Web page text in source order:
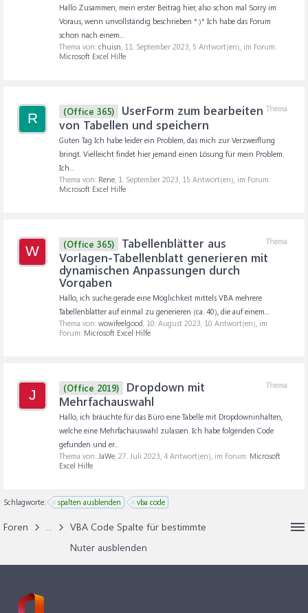
Hallo Zusammen, mein erster Beitrag hier, also schon mal Sorry im
Voraus, wenn unvollständig beschrieben *:)* Ich habe das Forum
schon nach einem...
Thema von: chuisn, 11. September 2023, 5 Antwort(en), im Forum:
Microsoft Excel Hilfe
R
Thema
(Office 365)
UserForm zum bearbeiten
von Tabellen und speichern
Guten Tag Ich habe leider ein Problem, das mich zur Verzweiflung
bringt. Vielleicht findet hier jemand einen Lösung für mein Problem.
Ich...
Thema von: Rene, 1. September 2023, 15 Antwort(en), im Forum:
Microsoft Excel Hilfe
W
Thema
(Office 365)
Tabellenblätter aus
Vorlagen-Tabellenblatt generieren mit
dynamischen Anpassungen durch
Vorgaben
Hallo, ich suche gerade eine Möglichkeit mittels VBA mehrere
Tabellenblätter auf einmal zu generieren (ca. 40), die auf einem...
Thema von: wowifeelgood, 10. August 2023, 10 Antwort(en), im
Forum: Microsoft Excel Hilfe
J
Thema
(Office 2019)
Dropdown mit
Mehrfachauswahl
Hallo, ich bräuchte für das Büro eine Tabelle mit Dropdowninhalten,
welche eine Mehrfachauswahl zulassen. Ich habe folgenden Code
gefunden und er...
Thema von: JaWe, 27. Juli 2023, 4 Antwort(en), im Forum: Microsoft
Excel Hilfe
Schlagworte: spalten ausblenden vba code
Foren ...
VBA Code Spalte für bestimmte
Nuter ausblenden